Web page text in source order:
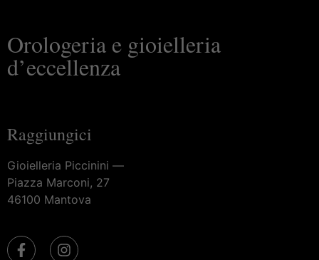
Orologeria e gioielleria
d’eccellenza
Raggiungici
Gioielleria Piccinini —
Piazza Marconi, 27
46100 Mantova